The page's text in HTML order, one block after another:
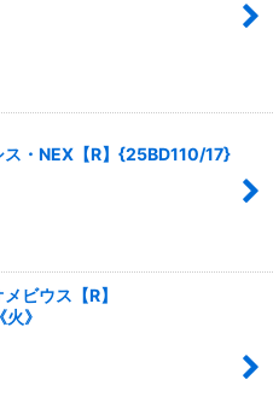
ス・NEX【R】{25BD110/17}
ビウス【R】
》